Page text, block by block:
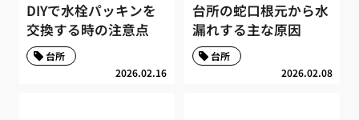
DIYで水栓パッキンを
交換する時の注意点
2026.02.16
台所
台所の蛇口根元から水
漏れする主な原因
2026.02.08
台所